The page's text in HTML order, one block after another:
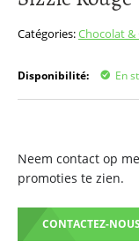
Catégories:Chocolat &
Disponibilité: En
Neem contact op
promoties te zien.
CONTACTEZ-NOUS
de
d’images